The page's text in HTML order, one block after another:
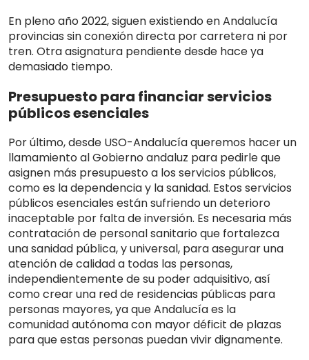
En pleno año 2022, siguen existiendo en Andalucía
provincias sin conexión directa por carretera ni por
tren. Otra asignatura pendiente desde hace ya
demasiado tiempo.
Presupuesto para financiar servicios
públicos esenciales
Por último, desde USO-Andalucía queremos hacer un
llamamiento al Gobierno andaluz para pedirle que
asignen más presupuesto a los servicios públicos,
como es la dependencia y la sanidad. Estos servicios
públicos esenciales están sufriendo un deterioro
inaceptable por falta de inversión. Es necesaria más
contratación de personal sanitario que fortalezca
una sanidad pública, y universal, para asegurar una
atención de calidad a todas las personas,
independientemente de su poder adquisitivo, así
como crear una red de residencias públicas para
personas mayores, ya que Andalucía es la
comunidad autónoma con mayor déficit de plazas
para que estas personas puedan vivir dignamente.